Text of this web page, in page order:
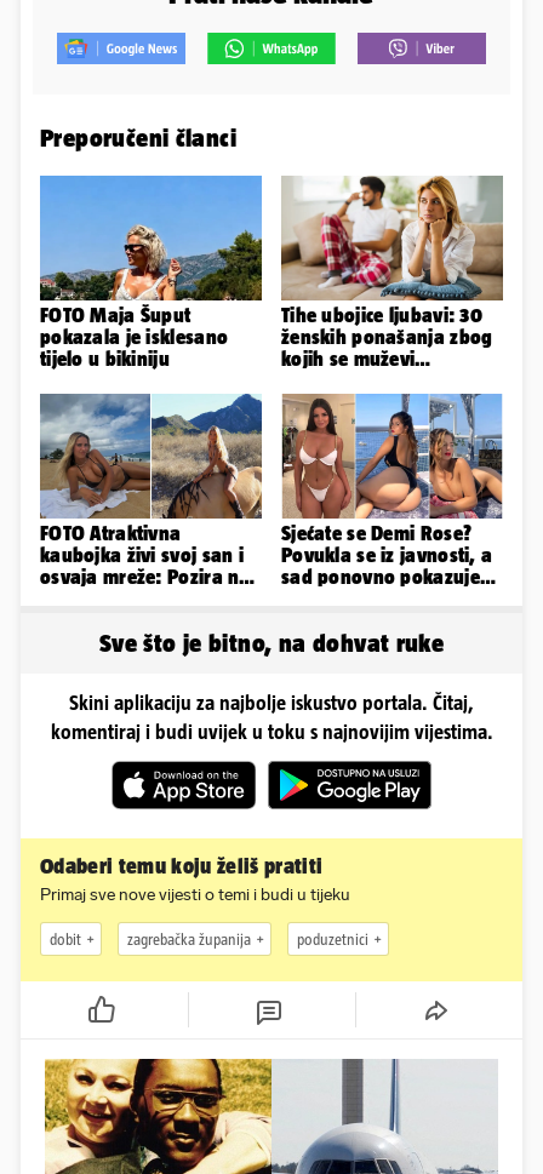
Preporučeni članci
FOTO Maja Šuput
pokazala je isklesano
tijelo u bikiniju
Tihe ubojice ljubavi: 30
ženskih ponašanja zbog
kojih se muževi
FOTO Atraktivna
kaubojka živi svoj san i
osvaja mreže: Pozira na
Sjećate se Demi Rose?
Povukla se iz javnosti, a
sad ponovno pokazuje
Sve što je bitno, na dohvat ruke
Skini aplikaciju za najbolje iskustvo portala. Čitaj,
komentiraj i budi uvijek u toku s najnovijim vijestima.
Odaberi temu koju želiš pratiti
Primaj sve nove vijesti o temi i budi u tijeku
dobit zagrebačka županija poduzetnici